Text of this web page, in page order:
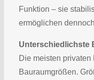
Funktion – sie
ermöglichen
Unterschiedlichste
Die meisten
Bauraumgrößen.